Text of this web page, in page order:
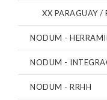
XX PARAGUAY /
NODUM -
NODUM -
NODUM - RRHH